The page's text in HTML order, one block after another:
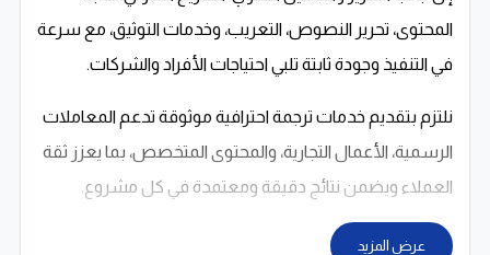
المحتوى، تحرير النصوص، التعريب، وخدمات التوثيق، مع سرعة
في التنفيذ وجودة ثابتة تلبي احتياجات الأفراد والشركات.
نلتزم بتقديم خدمات ترجمة احترافية موثوقة تدعم المعاملات
الرسمية، الأعمال التجارية، والمحتوى المتخصص، بما يعزز ثقة
العملاء ويضمن نتائج دقيقة ومعتمدة في كل مشروع.
عرض المزيد